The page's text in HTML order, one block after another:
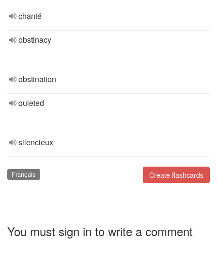
chanté
obstinacy
obstination
quieted
silencieux
Create flashcards
Français
You must sign in to write a comment